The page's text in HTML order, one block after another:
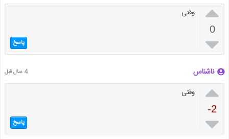

0

وقتی
پاسخ
ناشناس 4 سال قبل

-2

وقتی
پاسخ